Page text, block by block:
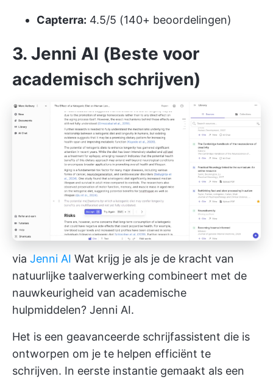
Capterra: 4.5/5 (140+ beoordelingen)
3. Jenni AI (Beste voor
academisch schrijven)
via Jenni AI Wat krijg je als je de kracht van
natuurlijke taalverwerking combineert met de
nauwkeurigheid van academische
hulpmiddelen? Jenni AI.
Het is een geavanceerde schrijfassistent die is
ontworpen om je te helpen efficiënt te
schrijven. In eerste instantie gemaakt als een